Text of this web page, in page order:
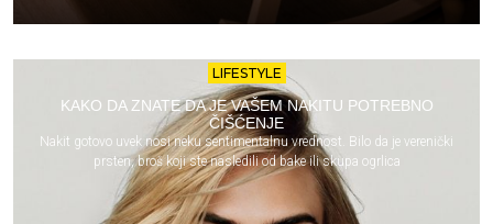
LIFESTYLE
KAKO DA ZNATE DA JE VAŠEM NAKITU POTREBNO
ČIŠĆENJE
Nakit gotovo uvek nosi neku sentimentalnu vrednost. Bilo da je verenički
prsten, broš koji ste nasledili od bake ili skupa ogrlica